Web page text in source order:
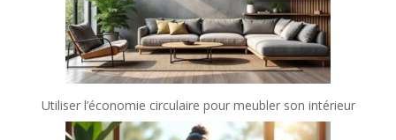
Utiliser l’économie circulaire pour meubler son intérieur